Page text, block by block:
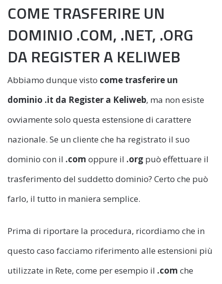
COME TRASFERIRE UN
DOMINIO .COM, .NET, .ORG
DA REGISTER A KELIWEB
Abbiamo dunque visto come trasferire un
dominio .it da Register a Keliweb, ma non esiste
ovviamente solo questa estensione di carattere
nazionale. Se un cliente che ha registrato il suo
dominio con il .com oppure il .org può effettuare il
trasferimento del suddetto dominio? Certo che può
farlo, il tutto in maniera semplice.
Prima di riportare la procedura, ricordiamo che in
questo caso facciamo riferimento alle estensioni più
utilizzate in Rete, come per esempio il .com che